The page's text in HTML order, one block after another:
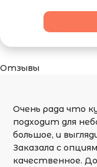
Отзывы
Очень рада что
подходит для
большое, и
Заказала с
качественное.